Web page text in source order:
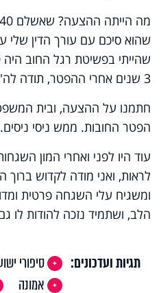
שהוא סיכם עם עורך הדין שלי
3 שנים אחרי ההפטר, תודה לה' יתברך
חתמנו על ההצעה, ובית
הפטר החובות. ממש ניסי ניסים.
עוד היו לפני ואחרי המון
לראות, ואני מודה לקדוש ברוך
ומשגיח עלי השגחה פרטית
הלב, ושתמיד נזכה להודות לו
תגיות ועדכונים: סיפורי
אמונה